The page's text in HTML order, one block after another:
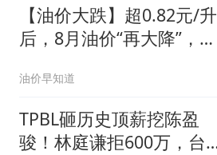
【油价大跌】超0.82元/升
后，8月油价“再大降”，汽
14日)油价或再大跌！
油价早知道
TPBL砸历史顶薪挖陈盈
骏！林庭谦拒600万，台